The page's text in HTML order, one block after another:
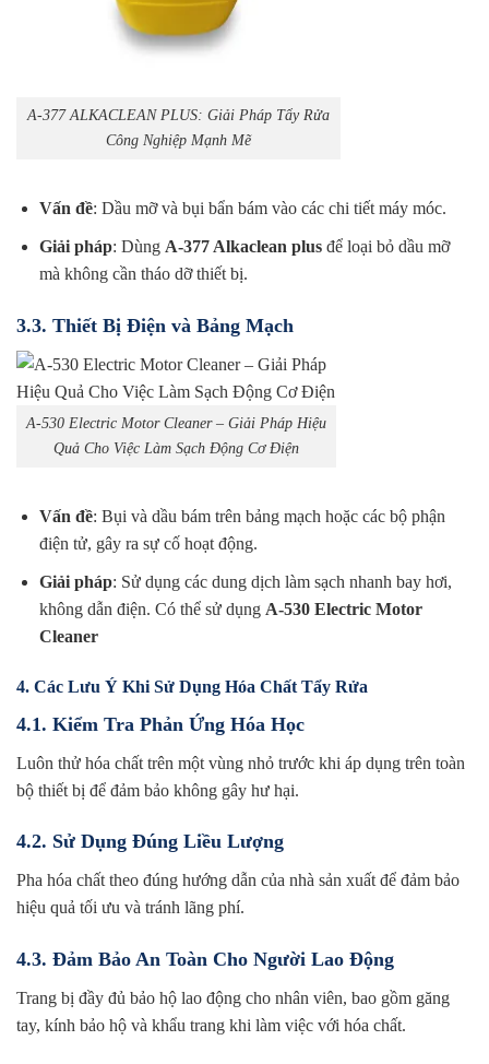
A-377 ALKACLEAN PLUS: Giải Pháp Tẩy Rửa
Công Nghiệp Mạnh Mẽ
Vấn đề: Dầu mỡ và bụi bẩn bám vào các chi tiết máy móc.
Giải pháp: Dùng A-377 Alkaclean plusđể loại bỏ dầu mỡ
mà không cần tháo dỡ thiết bị.
3.3. Thiết Bị Điện và Bảng Mạch
A-530 Electric Motor Cleaner – Giải Pháp Hiệu
Quả Cho Việc Làm Sạch Động Cơ Điện
Vấn đề: Bụi và dầu bám trên bảng mạch hoặc các bộ phận
điện tử, gây ra sự cố hoạt động.
Giải pháp: Sử dụng các dung dịch làm sạch nhanh bay hơi,
không dẫn điện. Có thể sử dụng A-530 Electric Motor
Cleaner
4. Các Lưu Ý Khi Sử Dụng Hóa Chất Tẩy Rửa
4.1. Kiểm Tra Phản Ứng Hóa Học
Luôn thử hóa chất trên một vùng nhỏ trước khi áp dụng trên toàn
bộ thiết bị để đảm bảo không gây hư hại.
4.2. Sử Dụng Đúng Liều Lượng
Pha hóa chất theo đúng hướng dẫn của nhà sản xuất để đảm bảo
hiệu quả tối ưu và tránh lãng phí.
4.3. Đảm Bảo An Toàn Cho Người Lao Động
Trang bị đầy đủ bảo hộ lao động cho nhân viên, bao gồm găng
tay, kính bảo hộ và khẩu trang khi làm việc với hóa chất.